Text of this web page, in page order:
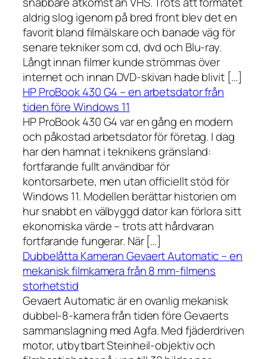
aldrig slog igenom på bred front blev det en
favorit bland filmälskare och banade väg för
senare tekniker som cd, dvd och Blu-ray.
Långt innan filmer kunde strömmas över
internet och innan DVD-skivan hade blivit […]
HP ProBook 430 G4 – en arbetsdator från
tiden före Windows 11
HP ProBook 430 G4 var en gång en modern
och påkostad arbetsdator för företag. I dag
har den hamnat i teknikens gränsland:
fortfarande fullt användbar för
kontorsarbete, men utan officiellt stöd för
Windows 11. Modellen berättar historien om
hur snabbt en välbyggd dator kan förlora sitt
ekonomiska värde – trots att hårdvaran
fortfarande fungerar. När […]
Dubbelåtta Kameran Gevaert Automatic – en
mekanisk filmkamera från 8 mm-filmens
storhetstid
Gevaert Automatic är en ovanlig mekanisk
dubbel-8-kamera från tiden före Gevaerts
sammanslagning med Agfa. Med fjäderdriven
motor, utbytbart Steinheil-objektiv och